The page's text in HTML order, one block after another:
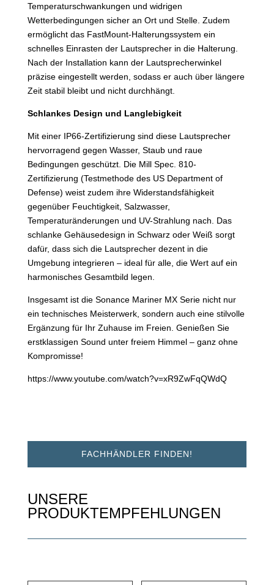
Temperaturschwankungen und widrigen
Wetterbedingungen sicher an Ort und Stelle. Zudem
ermöglicht das FastMount-Halterungssystem ein
schnelles Einrasten der Lautsprecher in die Halterung.
Nach der Installation kann der Lautsprecherwinkel
präzise eingestellt werden, sodass er auch über längere
Zeit stabil bleibt und nicht durchhängt.
Schlankes Design und Langlebigkeit
Mit einer IP66-Zertifizierung sind diese Lautsprecher
hervorragend gegen Wasser, Staub und raue
Bedingungen geschützt. Die Mill Spec. 810-
Zertifizierung (Testmethode des US Department of
Defense) weist zudem ihre Widerstandsfähigkeit
gegenüber Feuchtigkeit, Salzwasser,
Temperaturänderungen und UV-Strahlung nach. Das
schlanke Gehäusedesign in Schwarz oder Weiß sorgt
dafür, dass sich die Lautsprecher dezent in die
Umgebung integrieren – ideal für alle, die Wert auf ein
harmonisches Gesamtbild legen.
Insgesamt ist die Sonance Mariner MX Serie nicht nur
ein technisches Meisterwerk, sondern auch eine stilvolle
Ergänzung für Ihr Zuhause im Freien. Genießen Sie
erstklassigen Sound unter freiem Himmel – ganz ohne
Kompromisse!
https://www.youtube.com/watch?v=xR9ZwFqQWdQ
FACHHÄNDLER FINDEN!
UNSERE
PRODUKTEMPFEHLUNGEN